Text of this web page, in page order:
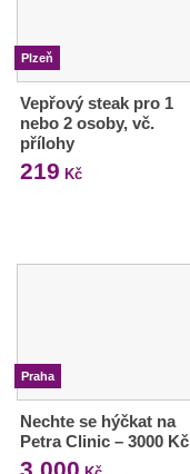
Plzeň
Vepřový steak pro 1
nebo 2 osoby, vč.
přílohy
219 Kč
Praha
Nechte se hýčkat na
Petra Clinic – 3000 Kč
3 000